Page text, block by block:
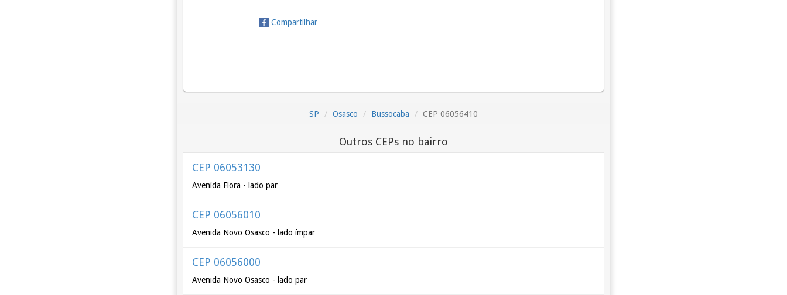
Compartilhar
SP Osasco Bussocaba CEP 06056410
Outros CEPs no bairro
CEP 06053130
Avenida Flora - lado par
CEP 06056010
Avenida Novo Osasco - lado ímpar
CEP 06056000
Avenida Novo Osasco - lado par